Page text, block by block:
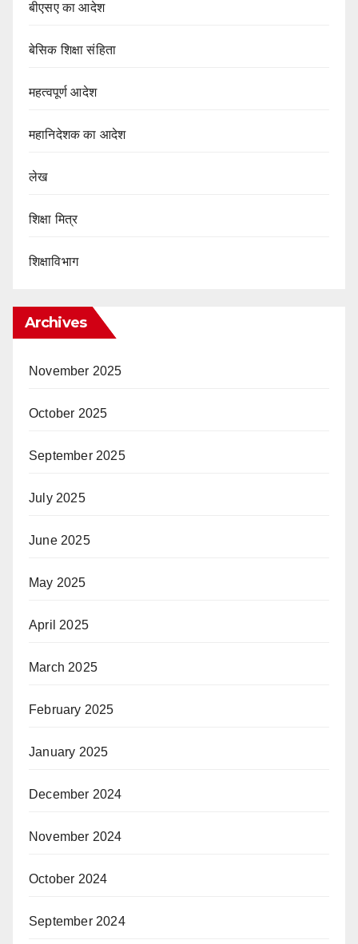
बीएसए का आदेश
बेसिक शिक्षा संहिता
महत्वपूर्ण आदेश
महानिदेशक का आदेश
लेख
शिक्षा मित्र
शिक्षाविभाग
Archives
November 2025
October 2025
September 2025
July 2025
June 2025
May 2025
April 2025
March 2025
February 2025
January 2025
December 2024
November 2024
October 2024
September 2024